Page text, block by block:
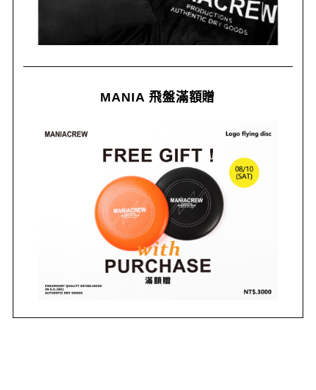
MANIA 飛盤滿額贈